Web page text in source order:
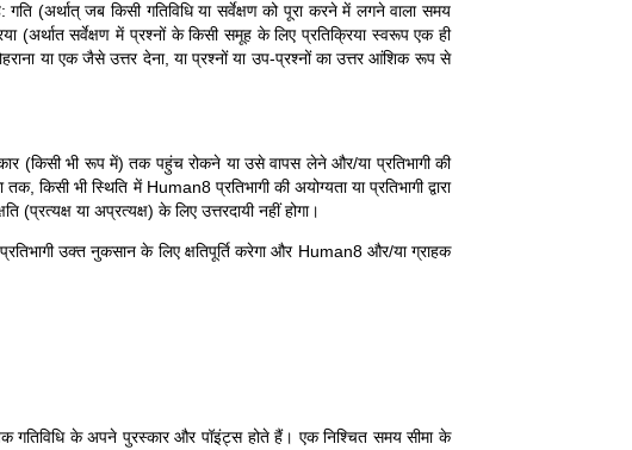
(अर्थात् जब किसी गतिविधि या सर्वेक्षण को पूरा करने में लगने वाला समय
(अर्थात सर्वेक्षण में प्रश्नों के किसी समूह के लिए प्रतिक्रिया स्वरूप एक ही
या एक जैसे उत्तर देना, या प्रश्नों या उप-प्रश्नों का उत्तर आंशिक रूप से
(किसी भी रूप में) तक पहुंच रोकने या उसे वापस लेने और/या प्रतिभागी की
भी स्थिति में Human8 प्रतिभागी की अयोग्यता या प्रतिभागी द्वारा
(प्रत्यक्ष या अप्रत्यक्ष) के लिए उत्तरदायी नहीं होगा।
उक्त नुकसान के लिए क्षतिपूर्ति करेगा और Human8 और/या ग्राहक
गतिविधि के अपने पुरस्कार और पॉइंट्स होते हैं। एक निश्चित समय सीमा के